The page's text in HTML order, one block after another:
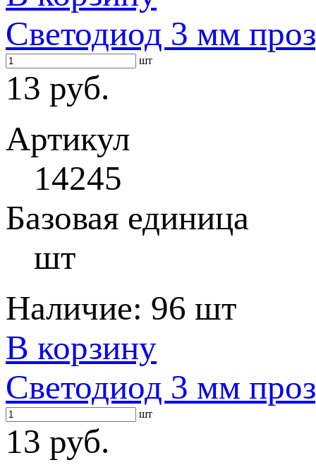
Светодиод 3 мм
шт
13 руб.
Артикул
14245
Базовая единица
шт
Наличие: 96 шт
В корзину
Светодиод 3 мм
шт
13 руб.